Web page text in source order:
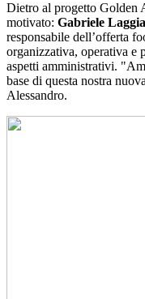
Dietro al progetto Golden
motivato: Gabriele
responsabile dell’offerta
organizzativa, operativa e
aspetti amministrativi.
base di questa nostra
Alessandro.